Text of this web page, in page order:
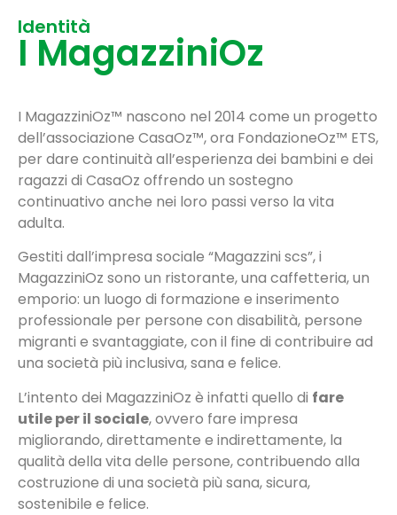
Identità
I MagazziniOz
I MagazziniOz™ nascono nel 2014 come un progetto
dell’associazione CasaOz™, ora FondazioneOz™ ETS,
per dare continuità all’esperienza dei bambini e dei
ragazzi di CasaOz offrendo un sostegno
continuativo anche nei loro passi verso la vita
adulta.
Gestiti dall’impresa sociale “Magazzini scs”, i
MagazziniOz sono un ristorante, una caffetteria, un
emporio: un luogo di formazione e inserimento
professionale per persone con disabilità, persone
migranti e svantaggiate, con il fine di contribuire ad
una società più inclusiva, sana e felice.
L’intento dei MagazziniOz è infatti quello di fare
utile per il sociale, ovvero fare impresa
migliorando, direttamente e indirettamente, la
qualità della vita delle persone, contribuendo alla
costruzione di una società più sana, sicura,
sostenibile e felice.